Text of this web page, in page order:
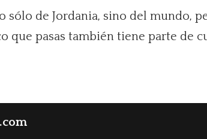
sólo de Jordania, sino del mundo,
que pasas también tiene parte de